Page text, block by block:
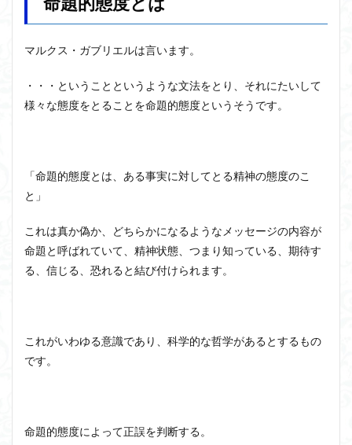
マルクス・ガブリエルは言います。
・・・ということというような文法をとり、それにたいして
様々な態度をとることを命題的態度というそうです。
「命題的態度とは、ある事実に対してとる精神の態度のこ
と」
これは真か偽か、どちらかになるようなメッセージの内容が
命題と呼ばれていて、精神状態、つまり知っている、期待す
る、信じる、恐れると結び付けられます。
これがいわゆる意識であり、科学的な哲学があるとするもの
です。
命題的態度によって正誤を判断する。